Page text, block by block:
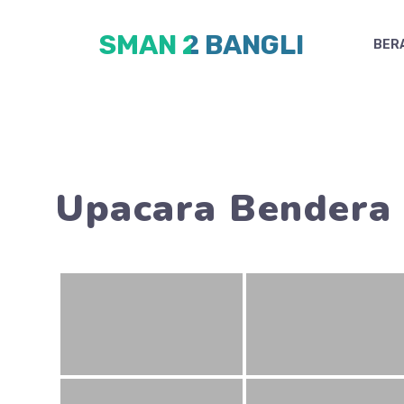
SMAN 2 BANGLI
Upacara